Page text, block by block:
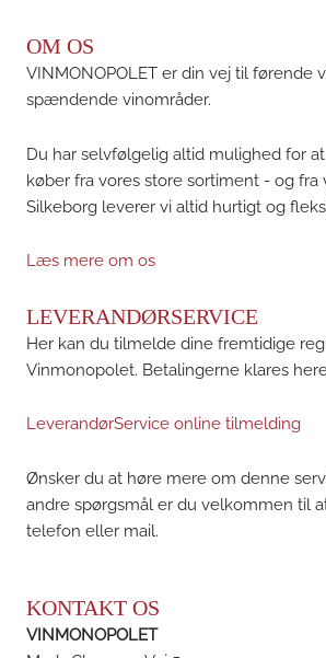
OM OS
VINMONOPOLET er din vej til førende
spændende vinområder.
Du har selvfølgelig altid mulighed for
køber fra vores store sortiment - og fra
Silkeborg leverer vi altid hurtigt og
Læs mere om os
LEVERANDØRSERVICE
Her kan du tilmelde dine fremtidige
Vinmonopolet. Betalingerne klares
LeverandørService online tilmelding
Ønsker du at høre mere om denne
andre spørgsmål er du velkommen til
telefon eller mail.
KONTAKT OS
VINMONOPOLET